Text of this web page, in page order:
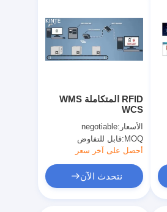
RFID المتكاملة WMS
WCS
الأسعار:negotiable
MOQ: قابل للتفاوض
أحصل على آخر سعر
نتحدث الآن